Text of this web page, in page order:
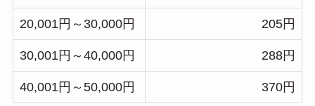
20,001円～30,000円 205円
30,001円～40,000円 288円
40,001円～50,000円 370円